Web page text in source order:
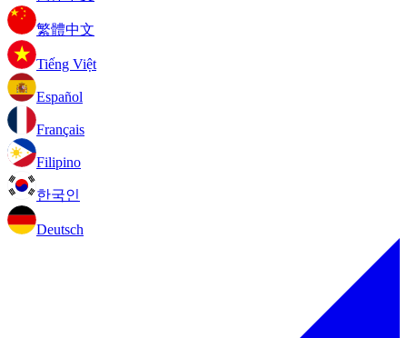
繁體中文
Tiếng Việt
Español
Français
Filipino
한국인
Deutsch